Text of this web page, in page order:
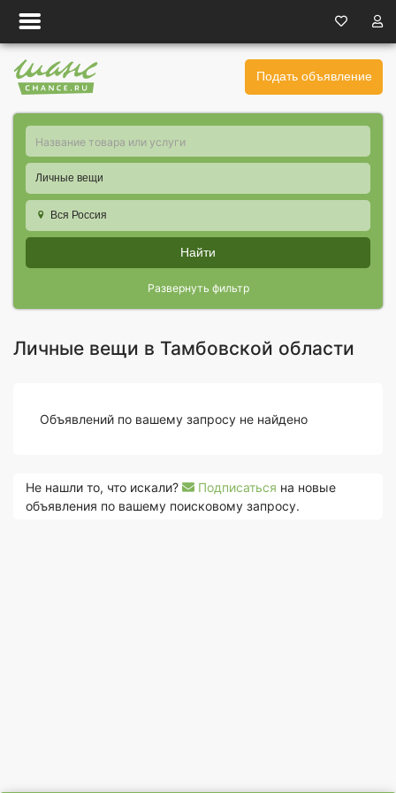
Подать объявление
Личные вещи
Вся Россия
Найти
Развернуть фильтр
Личные вещи в Тамбовской области
Объявлений по вашему запросу не найдено
Не нашли то, что искали? Подписаться на новые
объявления по вашему поисковому запросу.